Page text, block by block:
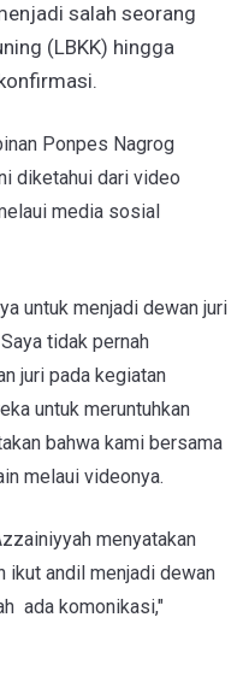
salah seorang
(LBKK) hingga
Ponpes Nagrog
diketahui dari video
media sosial
untuk menjadi dewan juri
tidak pernah
juri pada kegiatan
untuk meruntuhkan
bahwa kami bersama
melaui videonya.
menyatakan
ikut andil menjadi dewan
ada komonikasi,"